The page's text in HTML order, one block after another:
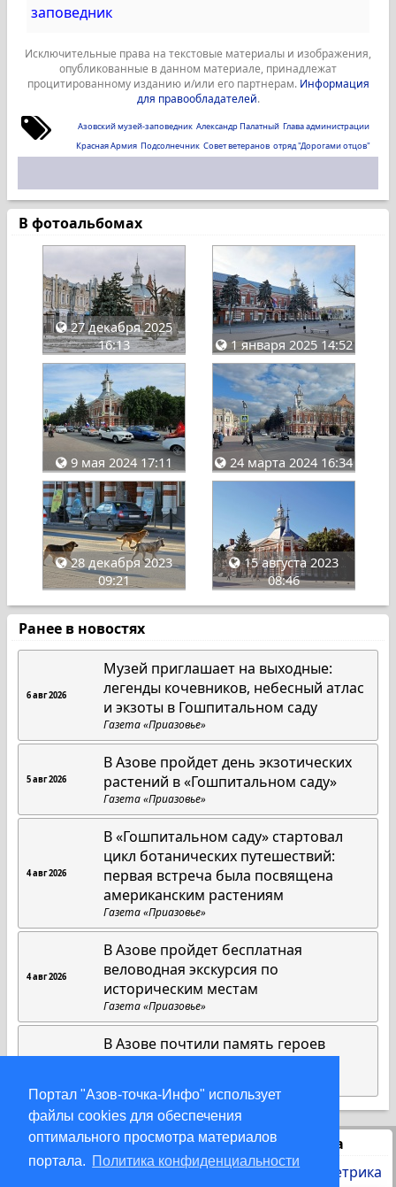
Портал "Азов-точка-Инфо" использует
файлы cookies для обеспечения
оптимального просмотра материалов
портала. Политика конфиденциальности
заповедник
Исключительные права на текстовые материалы и изображения,
опубликованные в данном материале, принадлежат
процитированному изданию и/или его партнерам. Информация
для правообладателей.
Азовский музей-заповедник Александр Палатный Глава администрации
Красная Армия Подсолнечник Совет ветеранов отряд "Дорогами отцов"
В фотоальбомах
27 декабря 2025
16:13
1 января 2025 14:52
9 мая 2024 17:11 24 марта 2024 16:34
28 декабря 2023
09:21
15 августа 2023
08:46
Ранее в новостях
6 авг 2026
Музей приглашает на выходные:
легенды кочевников, небесный атлас
и экзоты в Гошпитальном саду
Газета «Приазовье»
5 авг 2026
В Азове пройдет день экзотических
растений в «Гошпитальном саду»
Газета «Приазовье»
4 авг 2026
В «Гошпитальном саду» стартовал
цикл ботанических путешествий:
первая встреча была посвящена
американским растениям
Газета «Приазовье»
4 авг 2026
В Азове пройдет бесплатная
веловодная экскурсия по
историческим местам
Газета «Приазовье»
В Азове почтили память героев
Статистика